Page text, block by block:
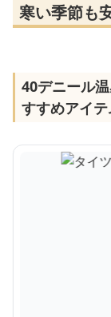
寒い季節も
40デニール
すすめアイ